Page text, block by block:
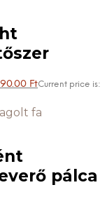
FtCurrent price is:
pálca